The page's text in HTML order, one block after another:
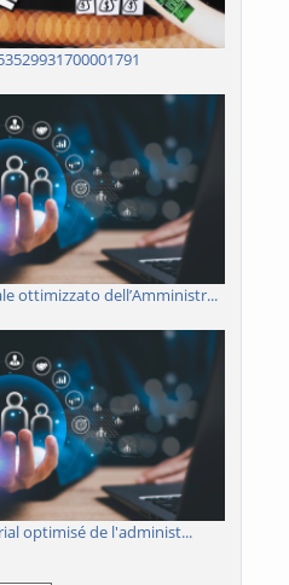
ottimizzato dell’Amministr...
optimisé de l'administ...